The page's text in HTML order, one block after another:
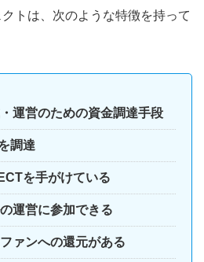
トは、次のような特徴を持って
運営のための資金調達手段
調達
を手がけている
運営に参加できる
ァンへの還元がある